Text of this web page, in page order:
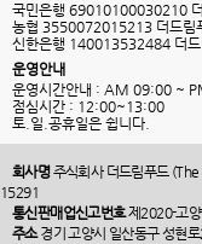
국민은행 69010100030210
농협 3550072015213 더드림
신한은행 140013532484 더드
운영안내
운영시간안내 : AM 09:00 ~
점심시간 : 12:00~13:00
토.일.공휴일은 쉽니다.
회사명주식회사 더드림푸드
15291
통신판매업신고번호제2020-고
주소경기 고양시 일산동구 성현